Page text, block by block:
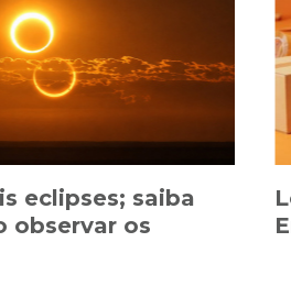
eclipses; saiba
observar os